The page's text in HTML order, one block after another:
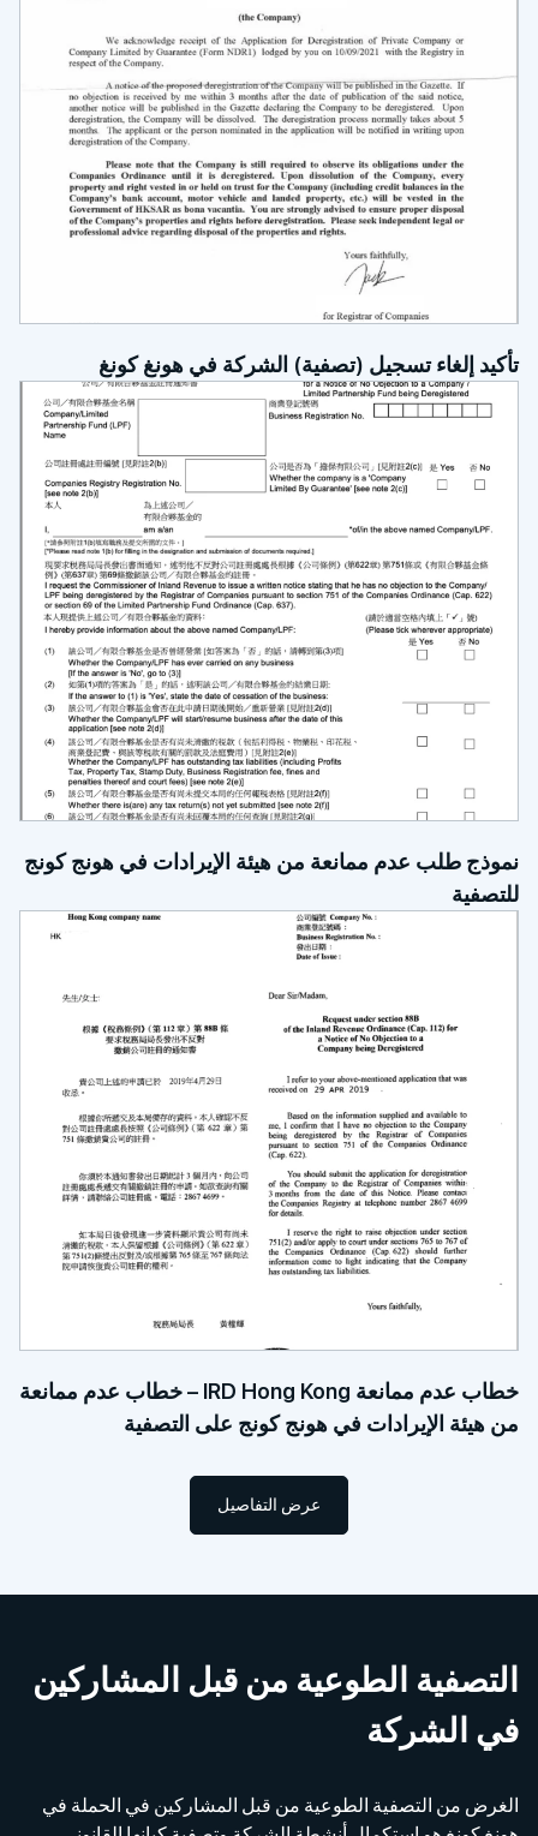
تأكيد إلغاء تسجيل (تصفية) الشركة في هونغ كونغ
نموذج طلب عدم ممانعة من هيئة الإيرادات في هونج كونج
للتصفية
خطاب عدم ممانعة IRD Hong Kong – خطاب عدم ممانعة
من هيئة الإيرادات في هونج كونج على التصفية
عرض التفاصيل
التصفية الطوعية من قبل المشاركين
في الشركة
الغرض من التصفية الطوعية من قبل المشاركين في الحملة في